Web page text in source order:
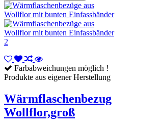
Farbabweichungen möglich !
Produkte aus eigener Herstellung
Wärmflaschenbezug
Wollflor,groß